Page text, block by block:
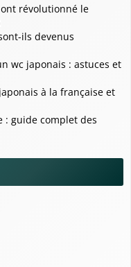
révolutionné le
ils devenus
wc japonais : astuces et
à la française et
: guide complet des